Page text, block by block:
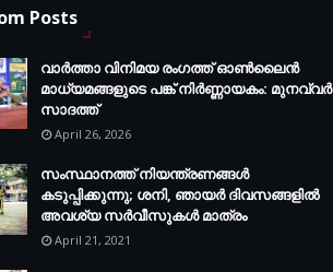
Posts
വാർത്താ വിനിമയ രംഗത്ത് ഓൺലൈൻ
മാധ്യമങ്ങളുടെ പങ്ക് നിർണ്ണായകം: മുനവ്വർ
സാദത്ത്
April 26, 2026
സംസ്ഥാനത്ത് നിയന്ത്രണങ്ങള്‍
കടുപ്പിക്കുന്നു; ശനി, ഞായര്‍ ദിവസങ്ങളില്‍
അവശ്യ സര്‍വീസുകള്‍ മാത്രം
April 21, 2021